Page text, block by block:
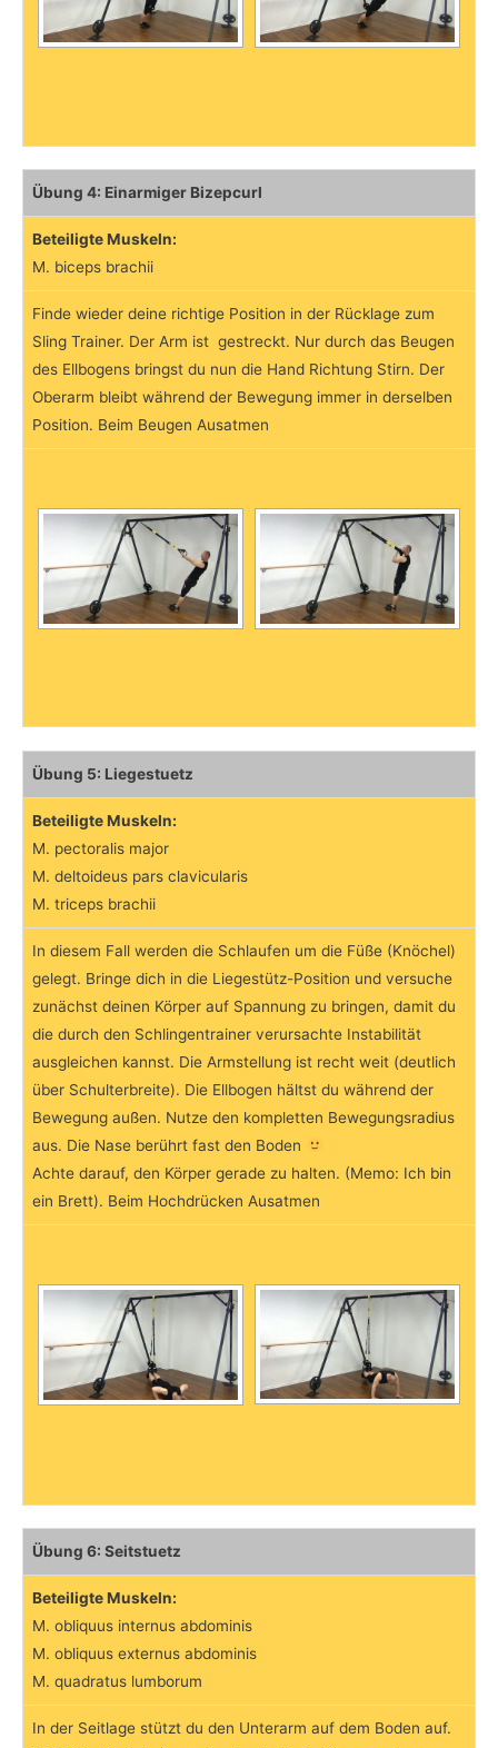
Übung 4: Einarmiger Bizepcurl
Beteiligte Muskeln:
M. biceps brachii
Finde wieder deine richtige Position in der Rücklage zum
Sling Trainer. Der Arm ist gestreckt. Nur durch das Beugen
des Ellbogens bringst du nun die Hand Richtung Stirn. Der
Oberarm bleibt während der Bewegung immer in derselben
Position. Beim Beugen Ausatmen
Übung 5: Liegestuetz
Beteiligte Muskeln:
M. pectoralis major
M. deltoideus pars clavicularis
M. triceps brachii
In diesem Fall werden die Schlaufen um die Füße (Knöchel)
gelegt. Bringe dich in die Liegestütz-Position und versuche
zunächst deinen Körper auf Spannung zu bringen, damit du
die durch den Schlingentrainer verursachte Instabilität
ausgleichen kannst. Die Armstellung ist recht weit (deutlich
über Schulterbreite). Die Ellbogen hältst du während der
Bewegung außen. Nutze den kompletten Bewegungsradius
aus. Die Nase berührt fast den Boden
Achte darauf, den Körper gerade zu halten. (Memo: Ich bin
ein Brett). Beim Hochdrücken Ausatmen
Übung 6: Seitstuetz
Beteiligte Muskeln:
M. obliquus internus abdominis
M. obliquus externus abdominis
M. quadratus lumborum
In der Seitlage stützt du den Unterarm auf dem Boden auf.